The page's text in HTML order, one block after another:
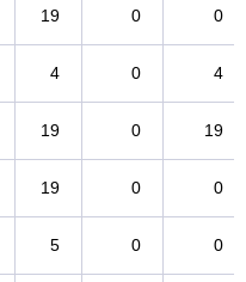
19 0 0
4 0 4
19 0 19
19 0 0
5 0 0